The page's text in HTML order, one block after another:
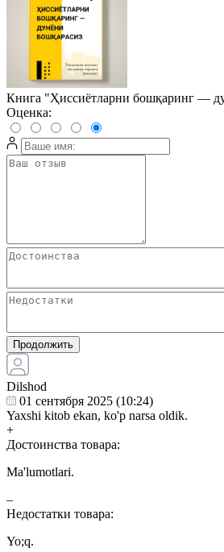
Книга "Ҳиссиётларни бошқаринг —
Оценка:
Продолжить
Dilshod
01 сентября 2025 (10:24)
Yaxshi kitob ekan, ko'p narsa oldik.
+
Достоинства товара:
Ma'lumotlari.
–
Недостатки товара:
Yo;q.